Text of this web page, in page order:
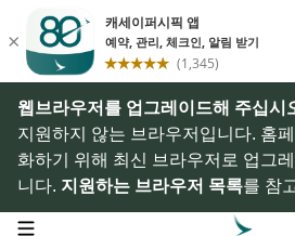
웹브라우저를 업그레이드해 주십시
지원하지 않는 브라우저입니다. 홈
화하기 위해 최신 브라우저로 업그
니다. 지원하는 브라우저 목록를 참
open navigation menu